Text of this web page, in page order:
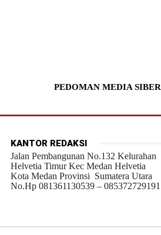
PEDOMAN MEDIA SIBER
KANTOR REDAKSI
Jalan Pembangunan No.132 Kelurahan
Helvetia Timur Kec Medan Helvetia
Kota Medan Provinsi Sumatera Utara
No.Hp 081361130539 – 085372729191